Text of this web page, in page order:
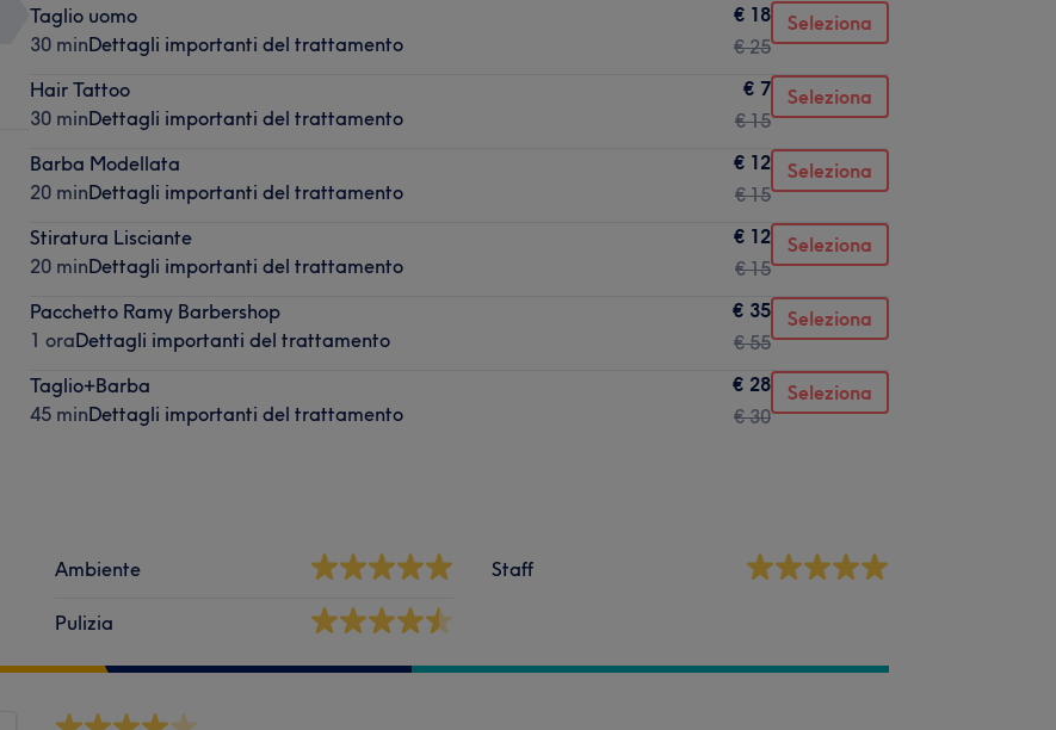
Taglio uomo
30 minDettagli importanti del trattamento
€ 18
€ 25
Seleziona
Hair Tattoo
30 minDettagli importanti del trattamento
€ 7
€ 15
Seleziona
Barba Modellata
20 minDettagli importanti del trattamento
€ 12
€ 15
Seleziona
Stiratura Lisciante
20 minDettagli importanti del trattamento
€ 12
€ 15
Seleziona
Pacchetto Ramy Barbershop
1 oraDettagli importanti del trattamento
€ 35
€ 55
Seleziona
Taglio+Barba
45 minDettagli importanti del trattamento
€ 28
€ 30
Seleziona
Ambiente
Pulizia
Staff